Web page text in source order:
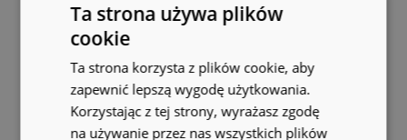
Ta strona używa plików
cookie
Ta strona korzysta z plików cookie, aby
zapewnić lepszą wygodę użytkowania.
Korzystając z tej strony, wyrażasz zgodę
na używanie przez nas wszystkich plików